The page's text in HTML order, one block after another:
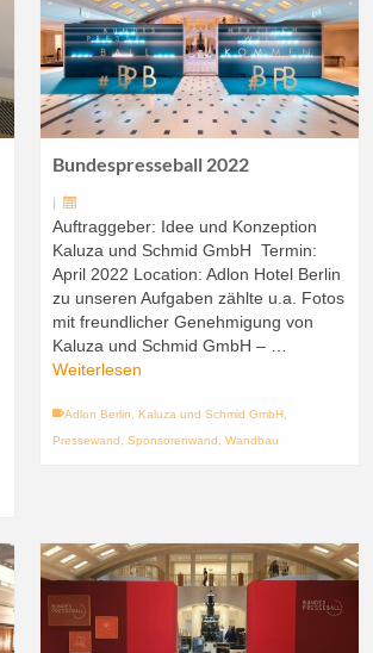
Bundespresseball 2022
Auftraggeber: Idee und Konzeption
Kaluza und Schmid GmbH Termin:
April 2022 Location: Adlon Hotel Berlin
zu unseren Aufgaben zählte u.a. Fotos
mit freundlicher Genehmigung von
Kaluza und Schmid GmbH – …
Weiterlesen
Adlon Berlin, Kaluza und Schmid GmbH,
Pressewand ,Sponsorenwand ,Wandbau